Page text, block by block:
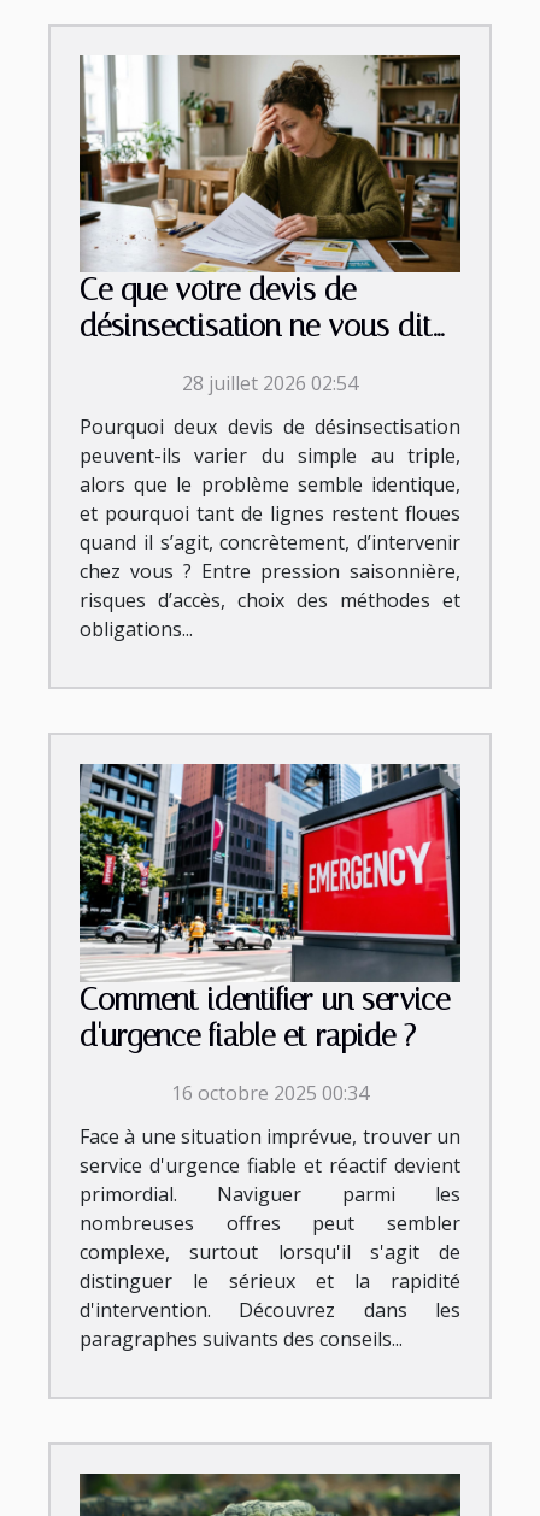
Ce que votre devis de
désinsectisation ne vous dit
28 juillet 2026 02:54
Pourquoi deux devis de désinsectisation
peuvent-ils varier du simple au triple,
alors que le problème semble identique,
et pourquoi tant de lignes restent floues
quand il s’agit, concrètement, d’intervenir
chez vous ? Entre pression saisonnière,
risques d’accès, choix des méthodes et
obligations...
Comment identifier un service
d'urgence fiable et rapide ?
16 octobre 2025 00:34
Face à une situation imprévue, trouver un
service d'urgence fiable et réactif devient
primordial. Naviguer parmi les
nombreuses offres peut sembler
complexe, surtout lorsqu'il s'agit de
distinguer le sérieux et la rapidité
d'intervention. Découvrez dans les
paragraphes suivants des conseils...